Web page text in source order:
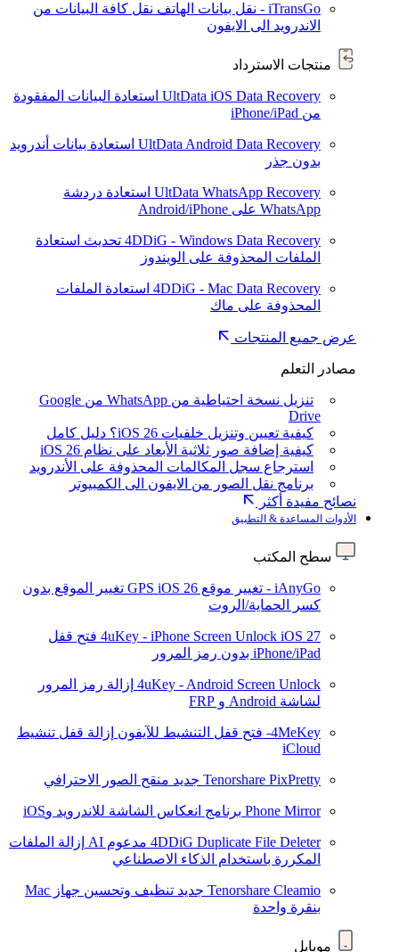
iTransGo - نقل بيانات الهاتف
نقل كافة البيانات من
الاندرويد الى الايفون
منتجات الاسترداد
UltData iOS Data Recovery استعادة البيانات المفقودة
من iPhone/iPad
UltData Android Data Recovery استعادة بيانات أندرويد
بدون جذر
UltData WhatsApp Recovery استعادة دردشة
WhatsApp على Android/iPhone
4DDiG - Windows Data Recovery تحديث استعادة
الملفات المحذوفة على الويندوز
4DDiG - Mac Data Recovery استعادة الملفات
المحذوفة على ماك
عرض جميع المنتجات
مصادر التعلم
تنزيل نسخة احتياطية من WhatsApp من Google
Drive
كيفية تعيين وتنزيل خلفيات iOS 26؟ دليل كامل
كيفية إضافة صور ثلاثية الأبعاد على نظام iOS 26
استرجاع سجل المكالمات المحذوفة على الأندرويد
برنامج نقل الصور من الايفون الى الكمبيوتر
نصائح مفيدة أكثر
الأدوات المساعدة & التطبيق
سطح المكتب
iAnyGo - تغيير موقع GPS iOS 26
تغيير الموقع بدون
كسر الحماية/الروت
4uKey - iPhone Screen Unlock iOS 27
فتح قفل
iPhone/iPad بدون رمز المرور
4uKey - Android Screen Unlock إزالة رمز المرور
لشاشة Android و FRP
4MeKey- فتح قفل التنشيط للآيفون
إزالة قفل تنشيط
iCloud
Tenorshare PixPretty جديد منقح الصور الاحترافي
Phone Mirror برنامج انعكاس الشاشة للاندرويد وiOS
4DDiG Duplicate File Deleter مدعوم AI
إزالة الملفات
المكررة باستخدام الذكاء الاصطناعي
Tenorshare Cleamio جديد
تنظيف وتحسين جهاز Mac
بنقرة واحدة
موبايل